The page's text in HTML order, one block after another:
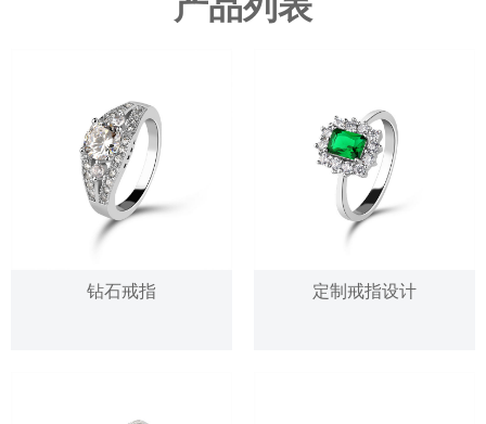
钻石戒指 定制戒指设计